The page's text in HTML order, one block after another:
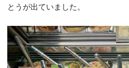
とうが出ていました。